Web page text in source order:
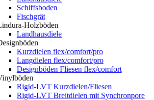
Schiffsboden
Fischgrät
Holzböden
Landhausdiele
Kurzdielen flex/comfort/pro
Langdielen flex/comfort/pro
Designböden Fliesen flex/comfort
Rigid-LVT Kurzdielen/Fliesen
Rigid-LVT Breitdielen mit Synchronpore